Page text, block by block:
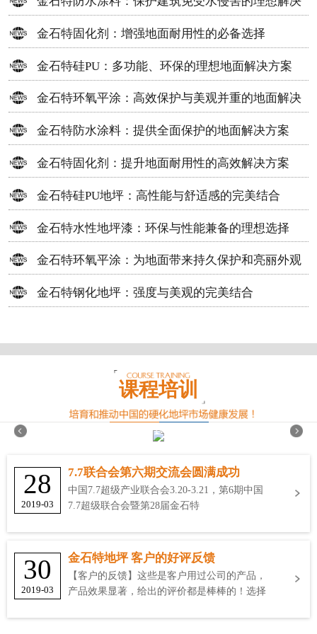
方案
金石特固化剂：增强地面耐用性的必备选择
金石特硅PU：多功能、环保的理想地面解决方案
金石特环氧平涂：高效保护与美观并重的地面解决
方案
金石特防水涂料：提供全面保护的地面解决方案
金石特固化剂：提升地面耐用性的高效解决方案
金石特硅PU地坪：高性能与舒适感的完美结合
金石特水性地坪漆：环保与性能兼备的理想选择
金石特环氧平涂：为地面带来持久保护和亮丽外观
金石特钢化地坪：强度与美观的完美结合
课程培训
28
2019-03
7.7联合会第六期交流会圆满成功
中国7.7超级产业联合会3.20-3.21，第6期中国
7.7超级联合会暨第28届金石特
30
2019-03
金石特地坪 客户的好评反馈
【客户的反馈】这些是客户用过公司的产品，
产品效果显著，给出的评价都是棒棒的！选择